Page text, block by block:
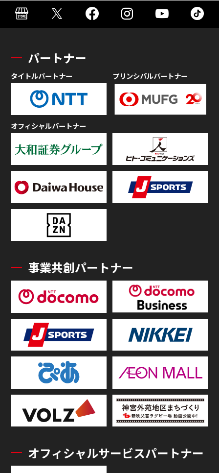
パートナー
タイトルパートナー プリンシパルパートナー
オフィシャルパートナー
事業共創パートナー
オフィシャルサービスパートナー